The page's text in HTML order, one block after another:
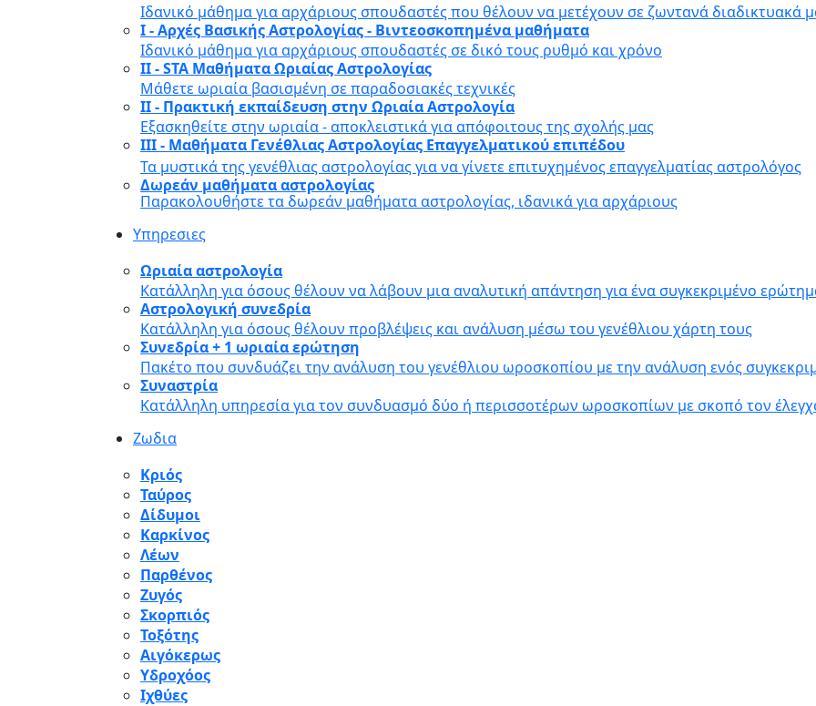
Ιδανικό μάθημα για αρχάριους σπουδαστές που θέλουν να μετέχουν σε ζωντανά διαδικτυακά
I - Αρχές Βασικής Αστρολογίας - Βιντεοσκοπημένα μαθήματα
Ιδανικό μάθημα για αρχάριους σπουδαστές σε δικό τους ρυθμό και χρόνο
II - STA Μαθήματα Ωριαίας Αστρολογίας
Μάθετε ωριαία βασισμένη σε παραδοσιακές τεχνικές
II - Πρακτική εκπαίδευση στην Ωριαία Αστρολογία
Εξασκηθείτε στην ωριαία - αποκλειστικά για απόφοιτους της σχολής μας
III - Μαθήματα Γενέθλιας Αστρολογίας Επαγγελματικού επιπέδου
Τα μυστικά της γενέθλιας αστρολογίας για να γίνετε επιτυχημένος επαγγελματίας αστρολόγος
Δωρεάν μαθήματα αστρολογίας
Παρακολουθήστε τα δωρεάν μαθήματα αστρολογίας, ιδανικά για αρχάριους
Υπηρεσιες
Ωριαία αστρολογία
Κατάλληλη για όσους θέλουν να λάβουν μια αναλυτική απάντηση για ένα συγκεκριμένο
Αστρολογική συνεδρία
Κατάλληλη για όσους θέλουν προβλέψεις και ανάλυση μέσω του γενέθλιου χάρτη τους
Συνεδρία + 1 ωριαία ερώτηση
Πακέτο που συνδυάζει την ανάλυση του γενέθλιου ωροσκοπίου με την ανάλυση ενός
Συναστρία
Κατάλληλη υπηρεσία για τον συνδυασμό δύο ή περισσοτέρων ωροσκοπίων με σκοπό τον
Ζωδια
Κριός
Ταύρος
Δίδυμοι
Καρκίνος
Λέων
Παρθένος
Ζυγός
Σκορπιός
Τοξότης
Αιγόκερως
Υδροχόος
Ιχθύες